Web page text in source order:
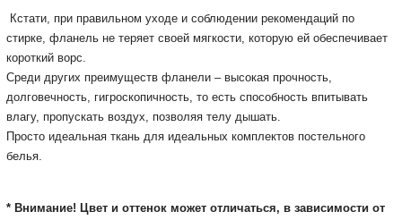
Кстати, при правильном уходе и соблюдении рекомендаций по
стирке, фланель не теряет своей мягкости, которую ей обеспечивает
короткий ворс.
Среди других преимуществ фланели – высокая прочность,
долговечность, гигроскопичность, то есть способность впитывать
влагу, пропускать воздух, позволяя телу дышать.
Просто идеальная ткань для идеальных комплектов постельного
белья.
* Внимание! Цвет и оттенок может отличаться, в зависимости от